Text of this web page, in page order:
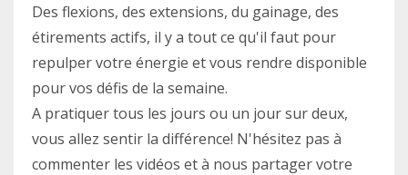
Des flexions, des extensions, du gainage, des
étirements actifs, il y a tout ce qu'il faut pour
repulper votre énergie et vous rendre disponible
pour vos défis de la semaine.
A pratiquer tous les jours ou un jour sur deux,
vous allez sentir la différence! N'hésitez pas à
commenter les vidéos et à nous partager votre